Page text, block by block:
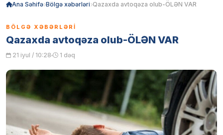
Ana Səhifə Bölgə xəbərləri Qazaxda avtoqəza olub-ÖLƏN VAR
BÖLGƏ XƏBƏRLƏRI
Qazaxda avtoqəza olub-ÖLƏN VAR
21 iyul / 10:28 1 dəq